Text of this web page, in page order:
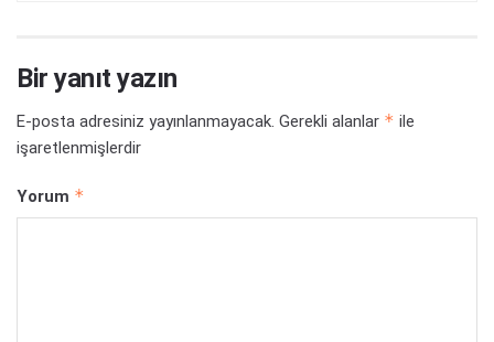
Bir yanıt yazın
E-posta adresiniz yayınlanmayacak. Gerekli alanlar * ile
işaretlenmişlerdir
Yorum *